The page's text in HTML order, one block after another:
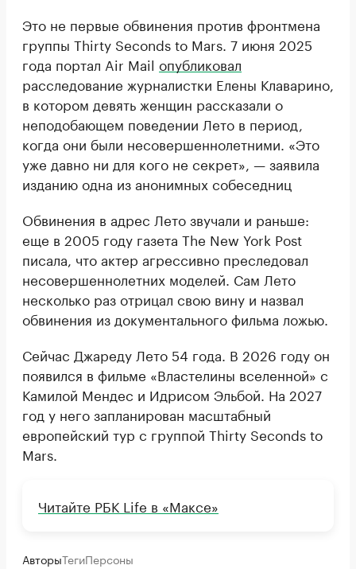
Это не первые обвинения против фронтмена
группы Thirty Seconds to Mars. 7 июня 2025
года портал Air Mail опубликовал
расследование журналистки Елены Клаварино,
в котором девять женщин рассказали о
неподобающем поведении Лето в период,
когда они были несовершеннолетними. «Это
уже давно ни для кого не секрет», — заявила
изданию одна из анонимных собеседниц
Обвинения в адрес Лето звучали и раньше:
еще в 2005 году газета The New York Post
писала, что актер агрессивно преследовал
несовершеннолетних моделей. Сам Лето
несколько раз отрицал свою вину и назвал
обвинения из документального фильма ложью.
Сейчас Джареду Лето 54 года. В 2026 году он
появился в фильме «Властелины вселенной» с
Камилой Мендес и Идрисом Эльбой. На 2027
год у него запланирован масштабный
европейский тур с группой Thirty Seconds to
Mars.
Читайте РБК Life в «Максе»
АвторыТегиПерсоны